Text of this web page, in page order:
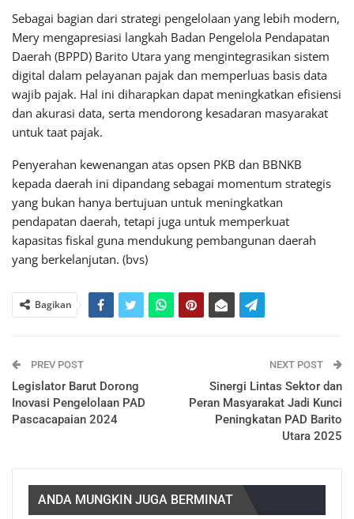
Sebagai bagian dari strategi pengelolaan yang lebih modern,
Mery mengapresiasi langkah Badan Pengelola Pendapatan
Daerah (BPPD) Barito Utara yang mengintegrasikan sistem
digital dalam pelayanan pajak dan memperluas basis data
wajib pajak. Hal ini diharapkan dapat meningkatkan efisiensi
dan akurasi data, serta mendorong kesadaran masyarakat
untuk taat pajak.
Penyerahan kewenangan atas opsen PKB dan BBNKB
kepada daerah ini dipandang sebagai momentum strategis
yang bukan hanya bertujuan untuk meningkatkan
pendapatan daerah, tetapi juga untuk memperkuat
kapasitas fiskal guna mendukung pembangunan daerah
yang berkelanjutan. (bvs)
Bagikan
PREV POST
Legislator Barut Dorong
Inovasi Pengelolaan PAD
Pascacapaian 2024
NEXT POST
Sinergi Lintas Sektor dan
Peran Masyarakat Jadi Kunci
Peningkatan PAD Barito
Utara 2025
ANDA MUNGKIN JUGA BERMINAT